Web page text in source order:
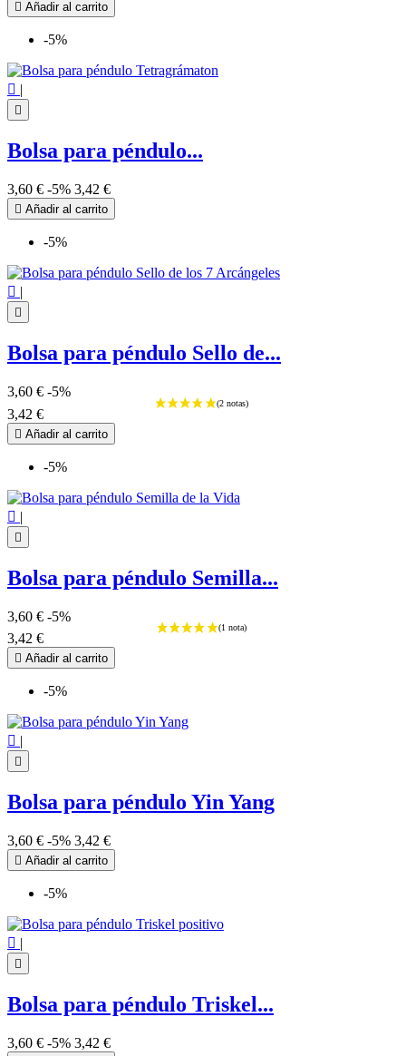
 Añadir al carrito
-5%
 |

Bolsa para péndulo...
3,60 € -5% 3,42 €
 Añadir al carrito
-5%
 |

Bolsa para péndulo Sello de...
3,60 € -5%
3,42 €
 Añadir al carrito
-5%
 |

Bolsa para péndulo Semilla...
3,60 € -5%
3,42 €
 Añadir al carrito
-5%
 |

Bolsa para péndulo Yin Yang
3,60 € -5% 3,42 €
 Añadir al carrito
-5%
 |

Bolsa para péndulo Triskel...
3,60 € -5% 3,42 €